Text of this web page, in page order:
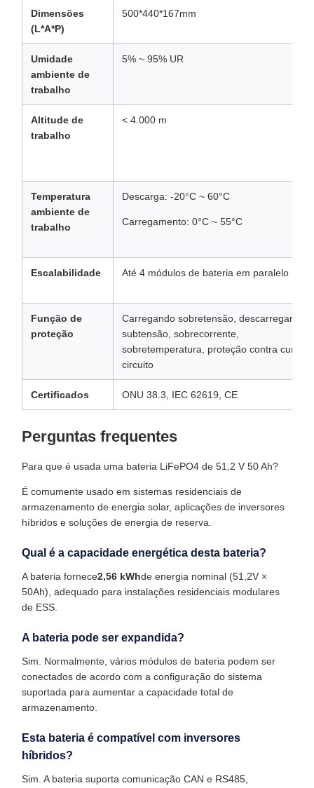
Dimensões
(L*A*P)
500*440*167mm
Umidade
ambiente de
trabalho
5% ~ 95% UR
Altitude de
trabalho
< 4.000 m
Temperatura
ambiente de
trabalho
Descarga: -20°C ~ 60°C
Carregamento: 0°C ~ 55°C
Escalabilidade Até 4 módulos de bateria em paralelo
Função de
proteção
Carregando sobretensão, descarregando
subtensão, sobrecorrente,
sobretemperatura, proteção contra curto-
circuito
Certificados ONU 38.3, IEC 62619, CE
Perguntas frequentes
Para que é usada uma bateria LiFePO4 de 51,2 V 50 Ah?
É comumente usado em sistemas residenciais de
armazenamento de energia solar, aplicações de inversores
híbridos e soluções de energia de reserva.
Qual é a capacidade energética desta bateria?
A bateria fornece2,56 kWhde energia nominal (51,2V ×
50Ah), adequado para instalações residenciais modulares
de ESS.
A bateria pode ser expandida?
Sim. Normalmente, vários módulos de bateria podem ser
conectados de acordo com a configuração do sistema
suportada para aumentar a capacidade total de
armazenamento.
Esta bateria é compatível com inversores
híbridos?
Sim. A bateria suporta comunicação CAN e RS485,